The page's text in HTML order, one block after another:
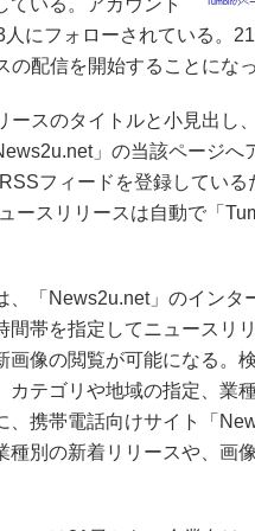
Tumblrのペ
ている。アカウント
にフォローされている。21
配信を開始することになっ
スのタイトルと小見出し、
」の当該ページへ
フィードを登録している
ースリリースは自動で「
「News2u.net」のインタ
帯を指定してニュースリ
像の閲覧が可能になる。
カテゴリや地域の指定、業
、携帯電話向けサイト「
種別の新着リリースや、画